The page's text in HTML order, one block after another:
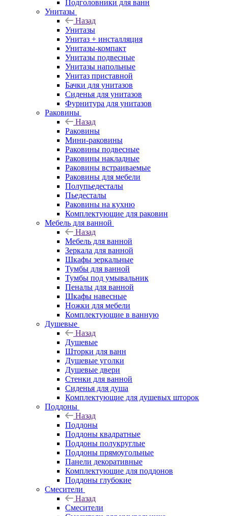
Подголовники для ванн
Унитазы
Назад
Унитазы
Унитаз + инсталляция
Унитазы-компакт
Унитазы подвесные
Унитазы напольные
Унитаз приставной
Бачки для унитазов
Сиденья для унитазов
Фурнитура для унитазов
Раковины
Назад
Раковины
Мини-раковины
Раковины подвесные
Раковины накладные
Раковины встраиваемые
Раковины для мебели
Полупьедесталы
Пьедесталы
Раковины на кухню
Комплектующие для раковин
Мебель для ванной
Назад
Мебель для ванной
Зеркала для ванной
Шкафы зеркальные
Тумбы для ванной
Тумбы под умывальник
Пеналы для ванной
Шкафы навесные
Ножки для мебели
Комплектующие в ванную
Душевые
Назад
Душевые
Шторки для ванн
Душевые уголки
Душевые двери
Стенки для ванной
Сиденья для душа
Комплектующие для душевых шторок
Поддоны
Назад
Поддоны
Поддоны квадратные
Поддоны полукруглые
Поддоны прямоугольные
Панели декоративные
Комплектующие для поддонов
Поддоны глубокие
Смесители
Назад
Смесители